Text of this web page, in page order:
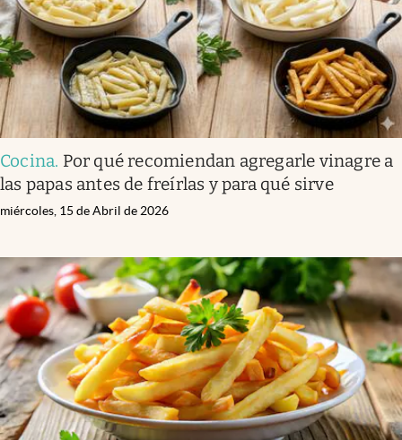
Cocina. Por qué recomiendan agregarle vinagre a
las papas antes de freírlas y para qué sirve
miércoles, 15 de Abril de 2026